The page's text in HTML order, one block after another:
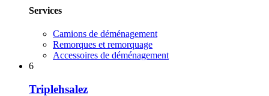
Services
Camions de déménagement
Remorques et remorquage
Accessoires de déménagement
6
Triplehsalez